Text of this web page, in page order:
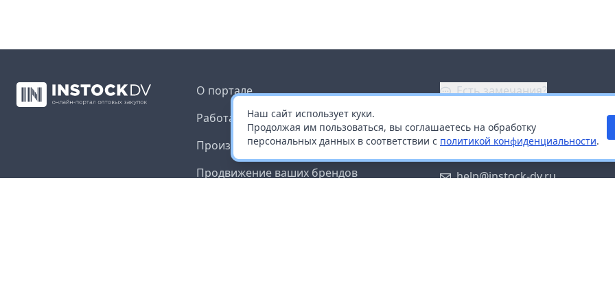
Наш сайт использует куки.
Продолжая им пользоваться, вы соглашаетесь на обработку
персональных данных в соответствии с политикой конфиденциальности.
О портале
Работа с платформой
Производителям и дистрибьюторам
Продвижение ваших брендов
Есть замечания?
Заказать звонок
help@instock-dv.ru